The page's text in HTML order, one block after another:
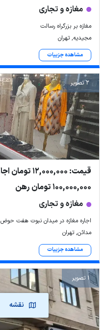
نقشه
مغازه و تجاری
مغازه بر بزرگراه رسالت
مجیدیه, تهران
مشاهده جزییات
2 تصویر
قیمت: 12,000,000 تومان اجاره
100,000,000 تومان رهن
مغازه و تجاری
اجاره مغازه در میدان نبوت هفت حوض
مدائن, تهران
مشاهده جزییات
1 تصویر